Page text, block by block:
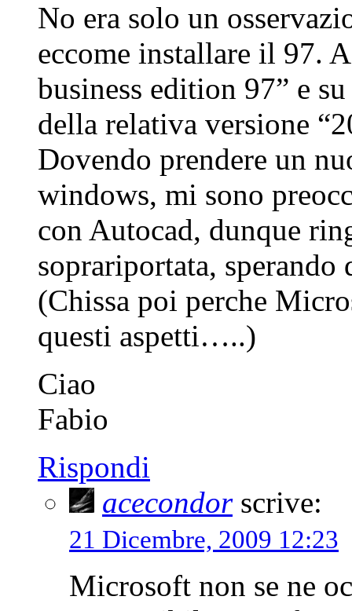
No era solo un
eccome installare il 97.
business edition 97” e
della relativa versione
Dovendo prendere un
windows, mi sono
con Autocad, dunque
soprariportata,
(Chissa poi perche
questi aspetti…..)
Ciao
Fabio
Rispondi
acecondorscrive:
21 Dicembre, 2009 12:23
Microsoft non se ne